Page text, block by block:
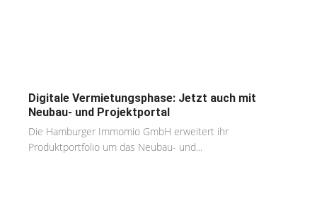
Digitale Vermietungsphase: Jetzt auch mit
Neubau- und Projektportal
Die Hamburger Immomio GmbH erweitert ihr
Produktportfolio um das Neubau- und...